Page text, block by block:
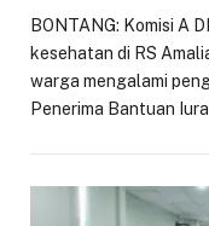
BONTANG: Komisi A
kesehatan di RS
warga mengalami
Penerima Bantuan